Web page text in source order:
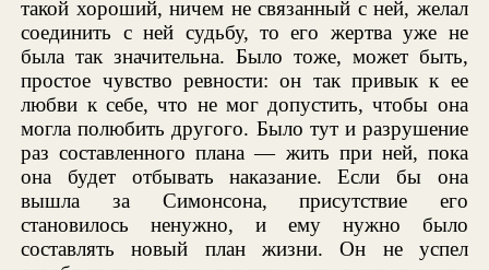
такой хороший, ничем не связанный с ней, желал
соединить с ней судьбу, то его жертва уже не
была так значительна. Было тоже, может быть,
простое чувство ревности: он так привык к ее
любви к себе, что не мог допустить, чтобы она
могла полюбить другого. Было тут и разрушение
раз составленного плана — жить при ней, пока
она будет отбывать наказание. Если бы она
вышла за Симонсона, присутствие его
становилось ненужно, и ему нужно было
составлять новый план жизни. Он не успел